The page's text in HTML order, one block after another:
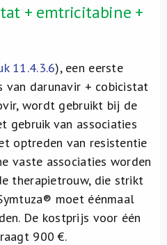
+ emtricitabine +
11.4.3.6), een eerste
van darunavir + cobicistat
wordt gebruikt bij de
gebruik van associaties
optreden van resistentie
vaste associaties worden
therapietrouw, die strikt
moet éénmaal
De kostprijs voor één
900 €.